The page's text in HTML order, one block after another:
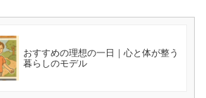
おすすめの理想の一日｜心と体が整う
暮らしのモデル